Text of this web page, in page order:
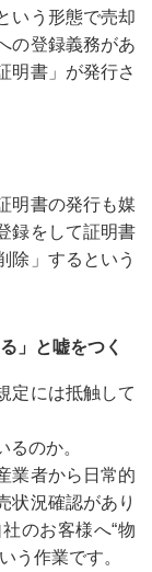
いう形態で売却
の登録義務があ
明書」が発行さ
明書の発行も媒
録をして証明書
除」するという
」と嘘をつく
定には抵触して
のか。
業者から日常的
状況確認があり
のお客様へ“物
う作業です。